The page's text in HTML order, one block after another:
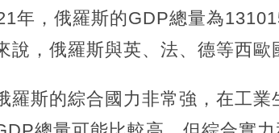
年，俄羅斯的GDP總量為
說，俄羅斯與英、法、德等西歐
羅斯的綜合國力非常強，在工